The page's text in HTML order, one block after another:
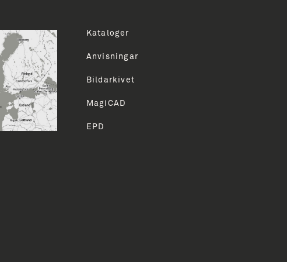
Address
TILMELD
Kataloger
Anvisningar
Bildarkivet
MagiCAD
EPD